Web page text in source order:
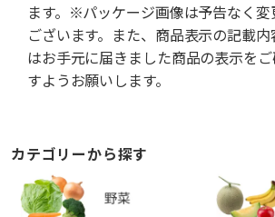
ます。※パッケージ画像は予告なく変
ございます。また、商品表示の記載
はお手元に届きました商品の表示を
すようお願いします。
カテゴリーから探す